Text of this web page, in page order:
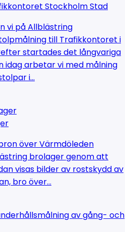
Stockholm Stad
vi på Allblästring
till Trafikkontoret i
startades det långvariga
idag arbetar vi med målning
i...
över Värmdöleden
brolager genom att
visas bilder av rostskydd av
bro över...